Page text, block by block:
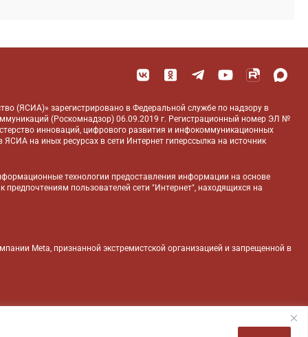
(ЯСИА)» зарегистрировано в Федеральной службе по надзору в
(Роскомнадзор) 06.09.2019 г. Регистрационный номер ЭЛ №
инноваций, цифрового развития и инфокоммуникационных
на иных ресурсах в сети Интернет гиперссылка на источник
технологии предоставления информации на основе
предпочтениям пользователей сети "Интернет", находящихся на
Meta, признанной экстремистской организацией и запрещенной в